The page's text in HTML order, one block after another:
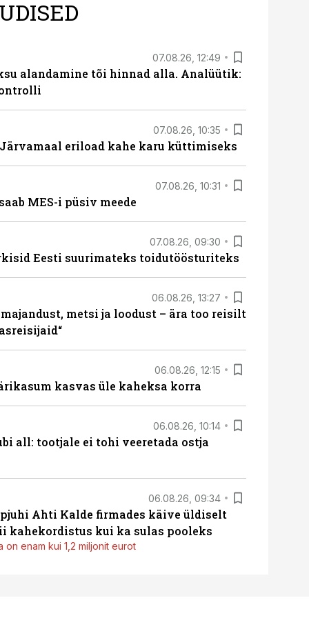
07.08.26, 12:49
alandamine tõi hinnad alla. Analüütik:
07.08.26, 10:35
eriload kahe karu küttimiseks
07.08.26, 10:31
MES-i püsiv meede
07.08.26, 09:30
Eesti suurimateks toidutöösturiteks
06.08.26, 13:27
metsi ja loodust – ära too reisilt
06.08.26, 12:15
kasvas üle kaheksa korra
06.08.26, 10:14
all: tootjale ei tohi veeretada ostja
06.08.26, 09:34
Ahti Kalde firmades käive üldiselt
kahekordistus kui ka sulas pooleks
on enam kui 1,2 miljonit eurot